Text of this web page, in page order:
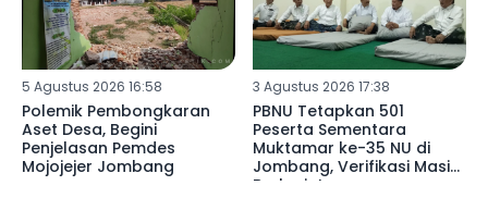
5 Agustus 2026 16:58
Polemik Pembongkaran
Aset Desa, Begini
Penjelasan Pemdes
Mojojejer Jombang
3 Agustus 2026 17:38
PBNU Tetapkan 501
Peserta Sementara
Muktamar ke-35 NU di
Jombang, Verifikasi Masih
Berlanjut